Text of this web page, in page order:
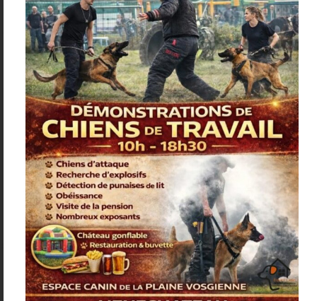
Tapis de léchage Doogy
7,20€
VOIR PLUS
Tapis à renifler
49,99€
VOIR PLUS